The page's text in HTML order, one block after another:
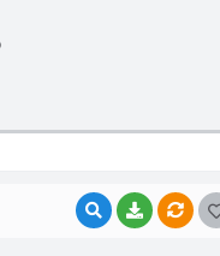
VISUALIZAR
BAIXAR